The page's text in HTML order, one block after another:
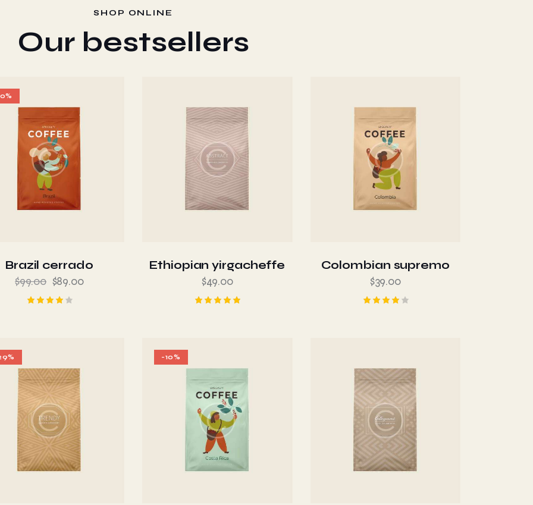
SHOP ONLINE
Our bestsellers
Brazil cerrado
$99.00 $89.00
Ethiopian yirgacheffe
$49.00
Colombian supremo
$39.00
-10%